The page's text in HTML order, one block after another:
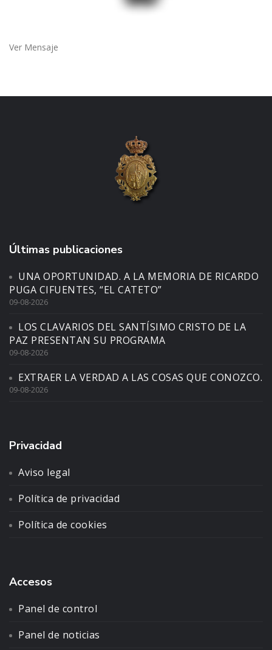
Ver Mensaje
Últimas publicaciones
UNA OPORTUNIDAD. A LA MEMORIA DE RICARDO
PUGA CIFUENTES, “EL CATETO”
09-08-2026
LOS CLAVARIOS DEL SANTÍSIMO CRISTO DE LA
PAZ PRESENTAN SU PROGRAMA
09-08-2026
EXTRAER LA VERDAD A LAS COSAS QUE CONOZCO.
09-08-2026
Privacidad
Aviso legal
Política de privacidad
Política de cookies
Accesos
Panel de control
Panel de noticias